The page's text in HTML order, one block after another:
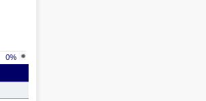
0%